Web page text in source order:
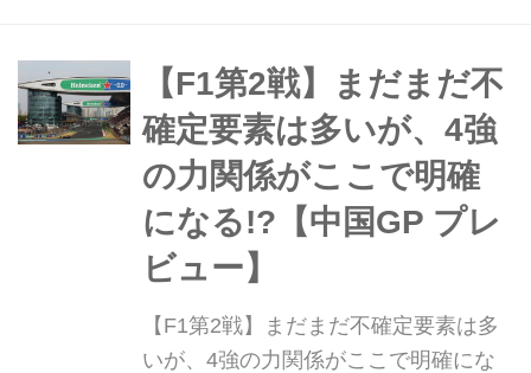
変動しやすい時期であることに変わり
なく、決勝当日はどこまでの気温上昇
するかがポイントとなる。...
【F1第2戦】まだまだ不
確定要素は多いが、4強
の力関係がここで明確
になる!?【中国GP プレ
ビュー】
【F1第2戦】まだまだ不確定要素は多
いが、4強の力関係がここで明確にな